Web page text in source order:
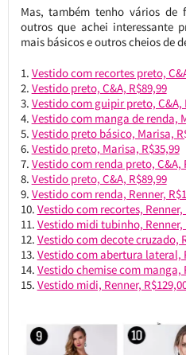
Mas, também tenho vários de
outros que achei interessante
mais básicos e outros cheios de
Vestido com recortes preto,
Vestido preto, C&A, R$89,99
Vestido com guipir preto, C&A,
Vestido com manga de renda,
Vestido preto básico, Marisa,
Vestido preto, Marisa, R$35,99
Vestido com renda preto, C&A,
Vestido preto, C&A, R$89,99
Vestido com renda, Renner,
Vestido com recortes, Renner,
Vestido midi tubinho, Renner,
Vestido com decote cruzado,
Vestido com abertura lateral,
Vestido chemise com manga,
Vestido midi, Renner,